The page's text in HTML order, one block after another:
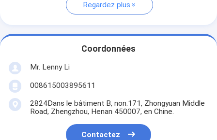
Regardez plus
Coordonnées
Mr. Lenny Li
008615003895611
2824Dans le bâtiment B, non.171, Zhongyuan Middle
Road, Zhengzhou, Henan 450007, en Chine.
Contactez